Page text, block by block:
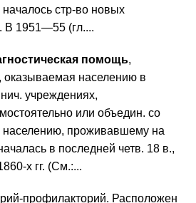
началось стр-во новых
В 1951—55 (гл....
помощь,
населению в
учреждениях,
или объедин. со
населению, проживавшему на
в последней четв. 18 в.,
х гг. (См.:...
профилакторий. Расположен